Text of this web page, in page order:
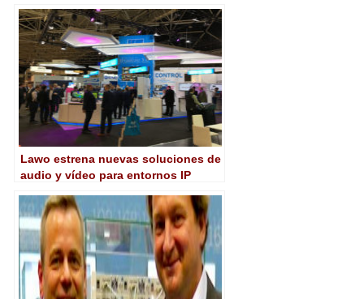
Lawo estrena nuevas soluciones de
audio y vídeo para entornos IP